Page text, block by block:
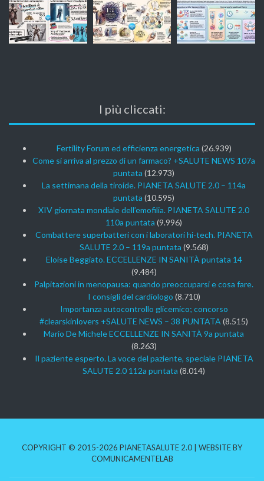
I più cliccati:
Fertility Forum ed efficienza energetica (26.939)
Come si arriva al prezzo di un farmaco? +SALUTE NEWS 107a
puntata (12.973)
La settimana della tiroide. PIANETA SALUTE 2.0 – 114a
puntata (10.595)
XIV giornata mondiale dell’emofilia. PIANETA SALUTE 2.0
110a puntata (9.996)
Combattere superbatteri con i laboratori hi-tech. PIANETA
SALUTE 2.0 – 119a puntata (9.568)
Eloise Beggiato. ECCELLENZE IN SANITÀ puntata 14
(9.484)
Palpitazioni in menopausa: quando preoccuparsi e cosa fare.
I consigli del cardiologo (8.710)
Importanza autocontrollo glicemico; concorso
#clearskinlovers +SALUTE NEWS – 38 PUNTATA (8.515)
Mario De Michele ECCELLENZE IN SANITÀ 9a puntata
(8.263)
Il paziente esperto. La voce del paziente, speciale PIANETA
SALUTE 2.0 112a puntata (8.014)
COPYRIGHT © 2015-2026 PIANETASALUTE 2.0 | WEBSITE BY
COMUNICAMENTELAB